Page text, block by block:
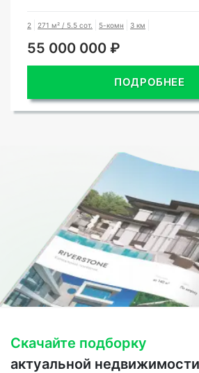
2 271 м² / 5.5 сот. 5-комн 3 км
55 000 000 ₽
ПОДРОБНЕЕ
Скачайте подборку
актуальной недвижимости